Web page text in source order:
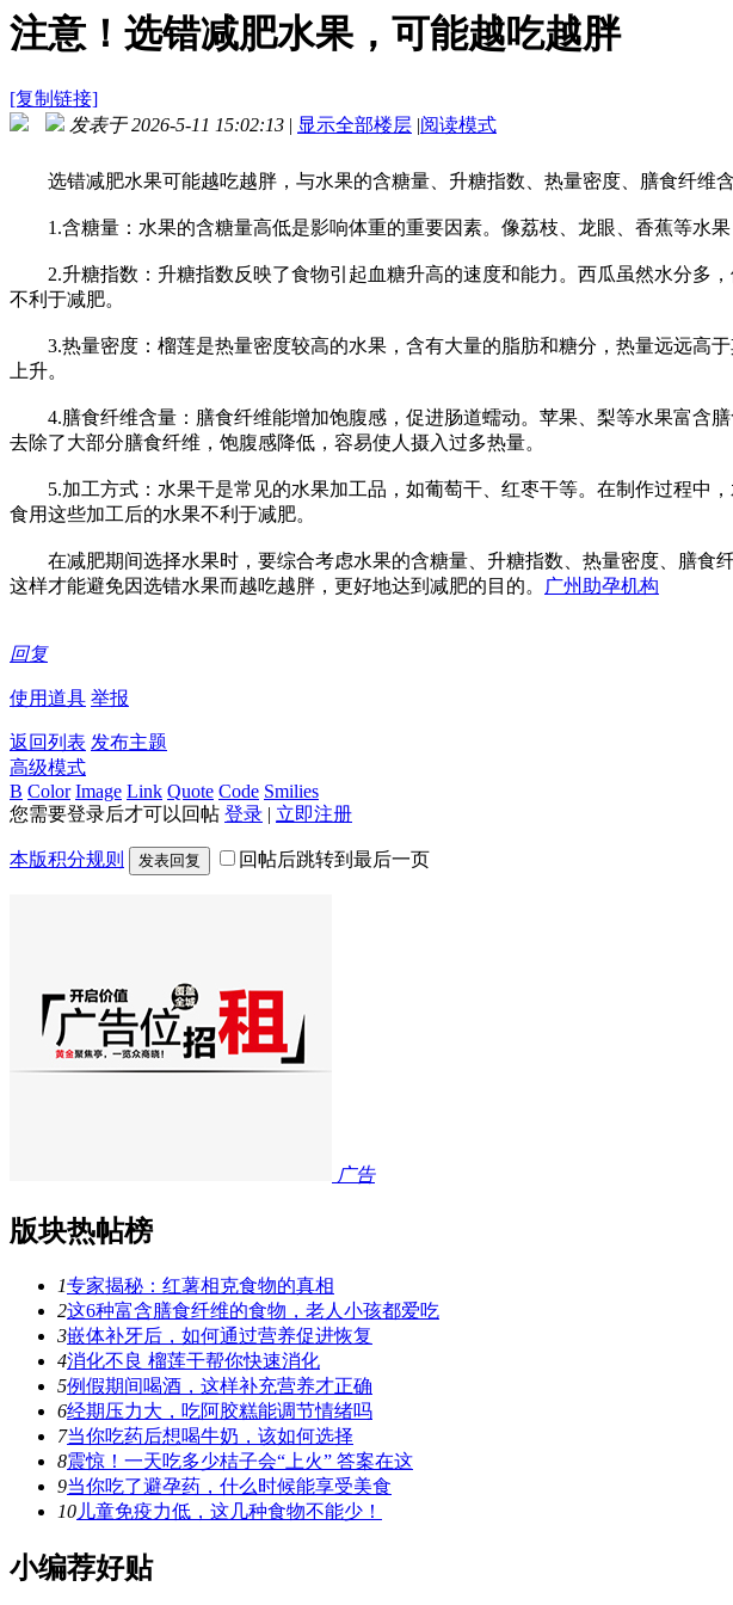
注意！选错减肥水果，可能越吃越胖
[复制链接]
发表于 2026-5-11 15:02:13 | 显示全部楼层 |阅读模式
选错减肥水果可能越吃越胖，与水果的含糖量、升糖指数、热量密度、膳食纤维含
1.含糖量：水果的含糖量高低是影响体重的重要因素。像荔枝、龙眼、香蕉等水果
2.升糖指数：升糖指数反映了食物引起血糖升高的速度和能力。西瓜虽然水分多，
不利于减肥。
3.热量密度：榴莲是热量密度较高的水果，含有大量的脂肪和糖分，热量远远高
上升。
4.膳食纤维含量：膳食纤维能增加饱腹感，促进肠道蠕动。苹果、梨等水果富含
去除了大部分膳食纤维，饱腹感降低，容易使人摄入过多热量。
5.加工方式：水果干是常见的水果加工品，如葡萄干、红枣干等。在制作过程中，
食用这些加工后的水果不利于减肥。
在减肥期间选择水果时，要综合考虑水果的含糖量、升糖指数、热量密度、膳食
这样才能避免因选错水果而越吃越胖，更好地达到减肥的目的。
广州助孕机构
回复
使用道具 举报
返回列表 发布主题
高级模式
B Color Image Link Quote Code Smilies
您需要登录后才可以回帖 登录 | 立即注册
本版积分规则 发表回复 回帖后跳转到最后一页
广告
版块热帖榜
1专家揭秘：红薯相克食物的真相
2这6种富含膳食纤维的食物，老人小孩都爱吃
3嵌体补牙后，如何通过营养促进恢复
4消化不良 榴莲干帮你快速消化
5例假期间喝酒，这样补充营养才正确
6经期压力大，吃阿胶糕能调节情绪吗
7当你吃药后想喝牛奶，该如何选择
8震惊！一天吃多少桔子会“上火” 答案在这
9当你吃了避孕药，什么时候能享受美食
10 儿童免疫力低，这几种食物不能少！
小编荐好贴